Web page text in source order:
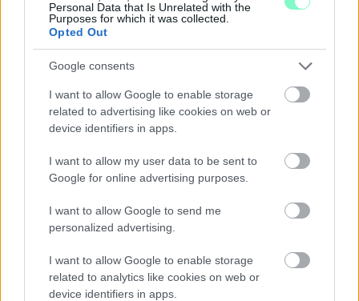
Personal Data that Is Unrelated with the
Purposes for which it was collected.
Opted Out
Google consents
I want to allow Google to enable storage
related to advertising like cookies on web or
device identifiers in apps.
I want to allow my user data to be sent to
Google for online advertising purposes.
I want to allow Google to send me
personalized advertising.
I want to allow Google to enable storage
related to analytics like cookies on web or
device identifiers in apps.
ÖRÖMHÍR: TÍZ ÉVE NEM VOLT ILYEN ALACSONY AZ
INFLÁCIÓ MAGYARORSZÁGON
Júliusban mindössze 1,2 százalékkal emelkedtek éves
összevetésben a fogyasztói árak, miközben az élelmiszerek ára
már csökkent.